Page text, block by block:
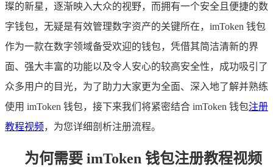
璨的新星，逐渐映入大众的视野，而拥有一个安全且便捷的数
字钱包，无疑是有效管理数字资产的关键所在，imToken 钱包
作为一款在数字领域备受欢迎的钱包，凭借其简洁清新的界
面、强大丰富的功能以及令人安心的较高安全性，成功吸引了
众多用户的目光，为了助力大家更为全面、深入地了解并熟练
使用 imToken 钱包，接下来我们将紧密结合 imToken 钱包注册
教程视频，为您详细剖析注册流程。
为何需要 imToken 钱包注册教程视频